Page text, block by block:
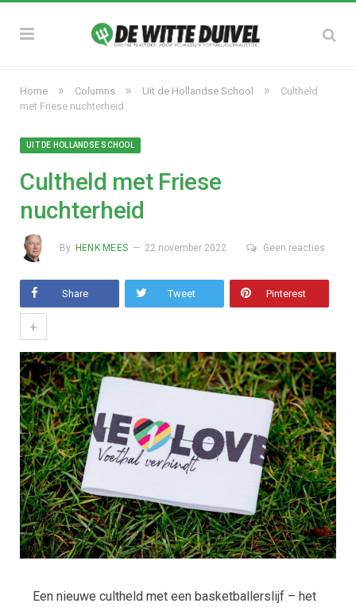
Home » Columns » Uit de Hollandse School »
Cultheld
met Friese nuchterheid
UIT DE HOLLANDSE SCHOOL
Cultheld met Friese
nuchterheid
By HENK MEES 22 november 2022 Geen reacties
Share Tweet Pinterest
+
Een nieuwe cultheld met een basketballerslijf – het